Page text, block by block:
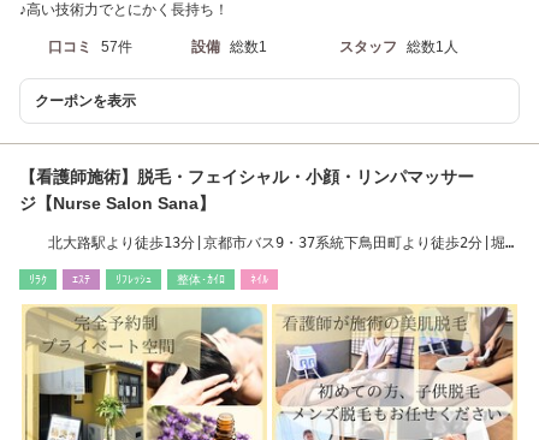
♪高い技術力でとにかく長持ち！
口コミ 57件 設備 総数1 スタッフ 総数1人
クーポンを表示
【看護師施術】脱毛・フェイシャル・小顔・リンパマッサー
ジ【Nurse Salon Sana】
北大路駅より徒歩13分|京都市バス9・37系統下鳥田町より徒歩2分|堀川
ﾘﾗｸ ｴｽﾃ ﾘﾌﾚｯｼｭ 整体･ｶｲﾛ ﾈｲﾙ